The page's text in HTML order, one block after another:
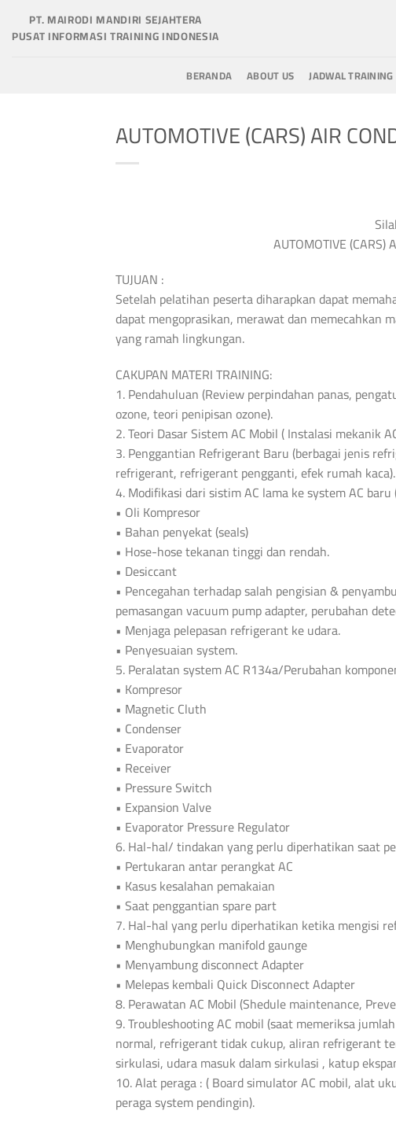
PT. MAIRODI MANDIRI SEJAHTERA
PUSAT INFORMASI TRAINING INDONESIA
BERANDA ABOUT US JADWAL TRAINING
AUTOMOTIVE (CARS) AIR
AUTOMOTIVE (CARS)
TUJUAN :
Setelah pelatihan peserta diharapkan dapat
dapat mengoprasikan, merawat dan memecahkan
yang ramah lingkungan.
CAKUPAN MATERI TRAINING:
1. Pendahuluan (Review perpindahan panas,
ozone, teori penipisan ozone).
2. Teori Dasar Sistem AC Mobil ( Instalasi mekanik
3. Penggantian Refrigerant Baru (berbagai jenis
refrigerant, refrigerant pengganti, efek rumah kaca).
4. Modifikasi dari sistim AC lama ke system AC
• Oli Kompresor
• Bahan penyekat (seals)
• Hose-hose tekanan tinggi dan rendah.
• Desiccant
• Pencegahan terhadap salah pengisian &
pemasangan vacuum pump adapter, perubahan
• Menjaga pelepasan refrigerant ke udara.
• Penyesuaian system.
5. Peralatan system AC R134a/Perubahan
• Kompresor
• Magnetic Cluth
• Condenser
• Evaporator
• Receiver
• Pressure Switch
• Expansion Valve
• Evaporator Pressure Regulator
6. Hal-hal/ tindakan yang perlu diperhatikan saat
• Pertukaran antar perangkat AC
• Kasus kesalahan pemakaian
• Saat penggantian spare part
7. Hal-hal yang perlu diperhatikan ketika mengisi
• Menghubungkan manifold gaunge
• Menyambung disconnect Adapter
• Melepas kembali Quick Disconnect Adapter
8. Perawatan AC Mobil (Shedule maintenance,
9. Troubleshooting AC mobil (saat memeriksa
normal, refrigerant tidak cukup, aliran refrigerant
sirkulasi, udara masuk dalam sirkulasi , katup
10. Alat peraga : ( Board simulator AC mobil, alat
peraga system pendingin).